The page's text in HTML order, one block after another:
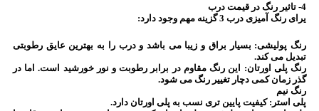
4- تاثیر رنگ در قیمت درب
یرای رنگ آمیزی درب 3 گزینه مهم وجود دارد:
رنگ پولیشی: بسیار براق و زیبا می باشد و درب را به بهترین عایق رطوبتی
تبدیل می کند.
رنگ پلی اورتان: این رنگ مقاوم در برابر رطوبت و نور خورشید است. اما در
گذر زمان کمی دچار تغییر رنگ می شود.
رنگ نیم
پلی استر: کیفیت پایین تری نسب به پلی اورتان دارد.